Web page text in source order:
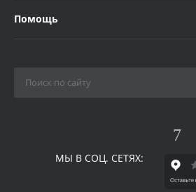
Помощь
МЫ В СОЦ. СЕТЯХ: